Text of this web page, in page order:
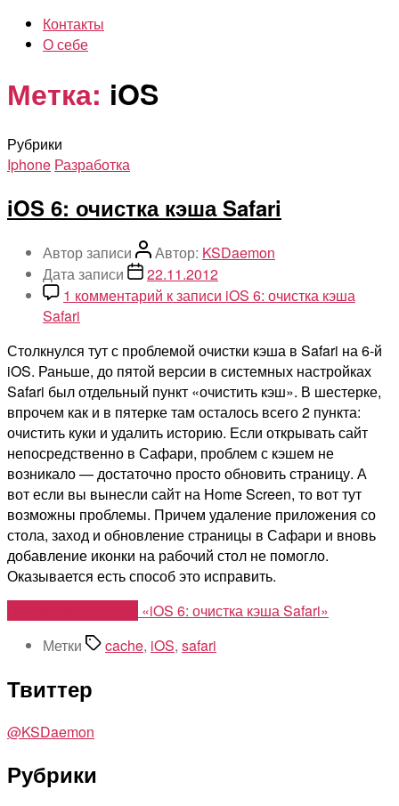
Контакты
О себе
Метка: iOS
Рубрики
Iphone Разработка
iOS 6: очистка кэша Safari
Автор записи Автор: KSDaemon
Дата записи
22.11.2012
1 комментарий к записи iOS 6: очистка кэша
Safari
Столкнулся тут с проблемой очистки кэша в Safari на 6-й
iOS. Раньше, до пятой версии в системных настройках
Safari был отдельный пункт «очистить кэш». В шестерке,
впрочем как и в пятерке там осталось всего 2 пункта:
очистить куки и удалить историю. Если открывать сайт
непосредственно в Сафари, проблем с кэшем не
возникало — достаточно просто обновить страницу. А
вот если вы вынесли сайт на Home Screen, то вот тут
возможны проблемы. Причем удаление приложения со
стола, заход и обновление страницы в Сафари и вновь
добавление иконки на рабочий стол не помогло.
Оказывается есть способ это исправить.
«iOS 6: очистка кэша Safari»
Метки
cache, iOS, safari
Твиттер
@KSDaemon
Рубрики